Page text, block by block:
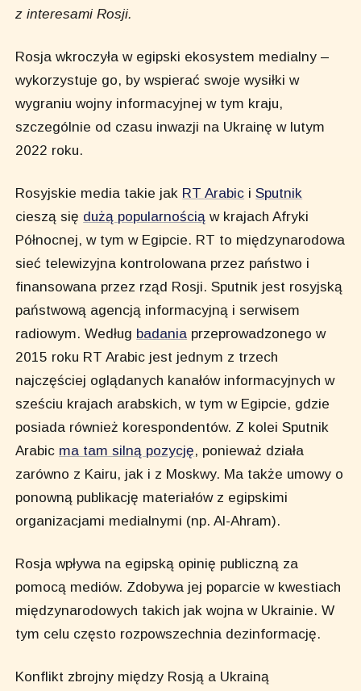
z interesami Rosji.
Rosja wkroczyła w egipski ekosystem medialny –
wykorzystuje go, by wspierać swoje wysiłki w
wygraniu wojny informacyjnej w tym kraju,
szczególnie od czasu inwazji na Ukrainę w lutym
2022 roku.
Rosyjskie media takie jak RT Arabic iSputnik
cieszą się dużą popularnością w krajach Afryki
Północnej, w tym w Egipcie. RT to międzynarodowa
sieć telewizyjna kontrolowana przez państwo i
finansowana przez rząd Rosji. Sputnik jest rosyjską
państwową agencją informacyjną i serwisem
radiowym. Według badania przeprowadzonego w
2015 roku RT Arabic jest jednym z trzech
najczęściej oglądanych kanałów informacyjnych w
sześciu krajach arabskich, w tym w Egipcie, gdzie
posiada również korespondentów. Z kolei Sputnik
Arabic ma tam silną pozycję, ponieważ działa
zarówno z Kairu, jak i z Moskwy. Ma także umowy o
ponowną publikację materiałów z egipskimi
organizacjami medialnymi (np. Al-Ahram).
Rosja wpływa na egipską opinię publiczną za
pomocą mediów. Zdobywa jej poparcie w kwestiach
międzynarodowych takich jak wojna w Ukrainie. W
tym celu często rozpowszechnia dezinformację.
Konflikt zbrojny między Rosją a Ukrainą